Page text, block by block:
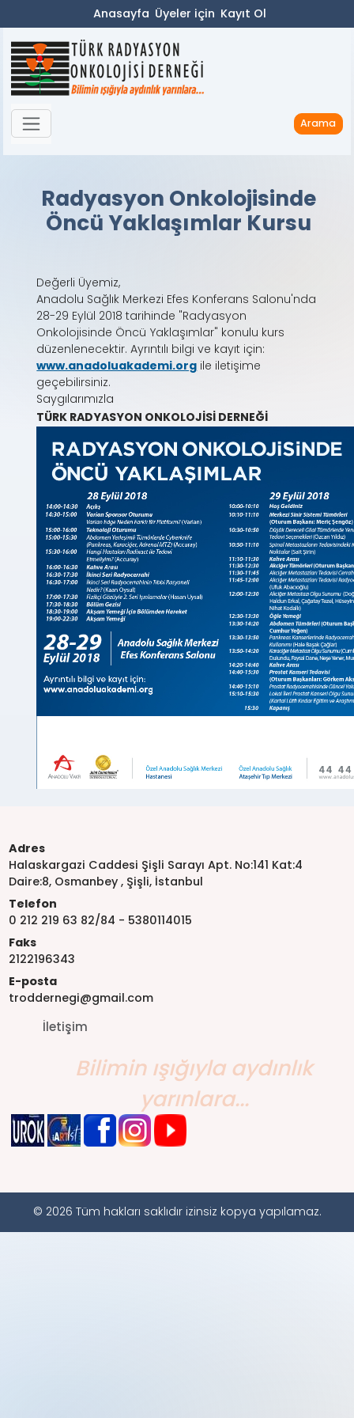
Anasayfa Üyeler için Kayıt Ol
Arama
Radyasyon Onkolojisinde
Öncü Yaklaşımlar Kursu
Değerli Üyemiz,
Anadolu Sağlık Merkezi Efes Konferans Salonu'nda
28-29 Eylül 2018 tarihinde "Radyasyon
Onkolojisinde Öncü Yaklaşımlar" konulu kurs
düzenlenecektir. Ayrıntılı bilgi ve kayıt için:
www.anadoluakademi.org ile iletişime
geçebilirsiniz.
Saygılarımızla
TÜRK RADYASYON ONKOLOJİSİ DERNEĞİ
Adres
Halaskargazi Caddesi Şişli Sarayı Apt. No:141 Kat:4
Daire:8, Osmanbey , Şişli, İstanbul
Telefon
0 212 219 63 82/84 - 5380114015
Faks
2122196343
E-posta
troddernegi@gmail.com
İletişim
Bilimin ışığıyla aydınlık
yarınlara...
© 2026 Tüm hakları saklıdır izinsiz kopya yapılamaz.